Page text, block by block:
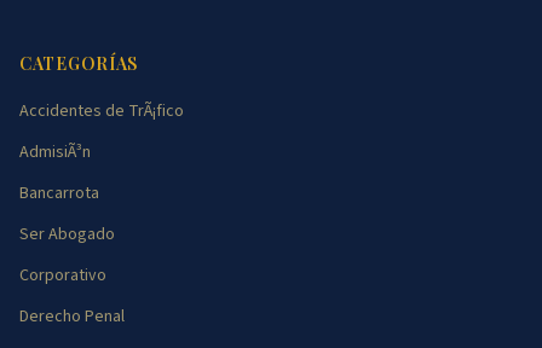
CATEGORÍAS
Accidentes de TrÃ¡fico
AdmisiÃ³n
Bancarrota
Ser Abogado
Corporativo
Derecho Penal